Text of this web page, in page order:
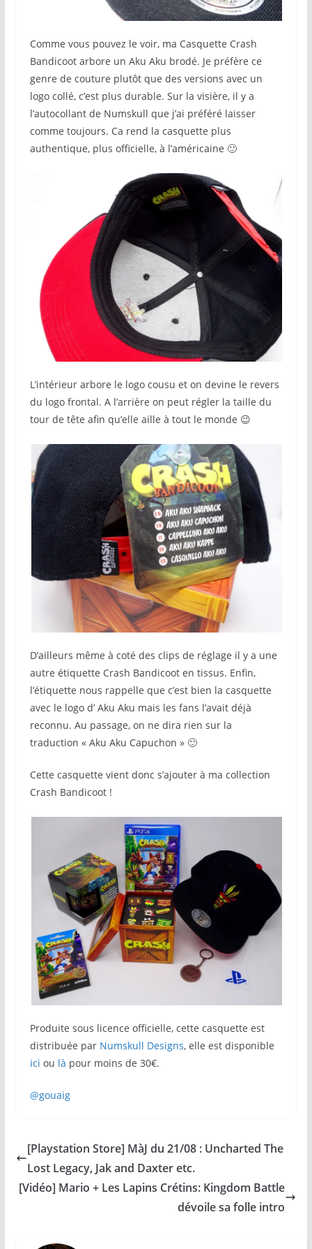
Comme vous pouvez le voir, ma Casquette Crash
Bandicoot arbore un Aku Aku brodé. Je préfère ce
genre de couture plutôt que des versions avec un
logo collé, c’est plus durable. Sur la visière, il y a
l’autocollant de Numskull que j’ai préféré laisser
comme toujours. Ca rend la casquette plus
authentique, plus officielle, à l’américaine 🙂
L’intérieur arbore le logo cousu et on devine le revers
du logo frontal. A l’arrière on peut régler la taille du
tour de tête afin qu’elle aille à tout le monde 😉
D’ailleurs même à coté des clips de réglage il y a une
autre étiquette Crash Bandicoot en tissus. Enfin,
l’étiquette nous rappelle que c’est bien la casquette
avec le logo d’ Aku Aku mais les fans l’avait déjà
reconnu. Au passage, on ne dira rien sur la
traduction « Aku Aku Capuchon » 🙂
Cette casquette vient donc s’ajouter à ma collection
Crash Bandicoot !
Produite sous licence officielle, cette casquette est
distribuée par Numskull Designs, elle est disponible
ici ou là pour moins de 30€.
@gouaig
[Playstation Store] MàJ du 21/08 : Uncharted The
Lost Legacy, Jak and Daxter etc.
[Vidéo] Mario + Les Lapins Crétins: Kingdom Battle
dévoile sa folle intro